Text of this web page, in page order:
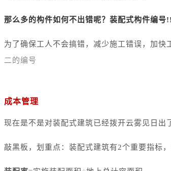
那么多的构件如何不出错呢？装配式构件编号!!
为了确保工人不会搞错，减少施工错误，加快
二的编号
成本管理
现在是不是对装配式建筑已经拨开云雾见日出
敲黑板，划重点：装配式建筑有2个重要指标，